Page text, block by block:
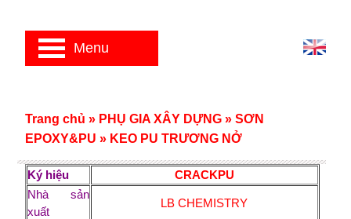
Ký hiệu
CRACKPU
Nhà sản
xuất
LB CHEMISTRY
Trang chủ » PHỤ GIA XÂY DỰNG » SƠN
EPOXY&PU » KEO PU TRƯƠNG NỞ
Menu